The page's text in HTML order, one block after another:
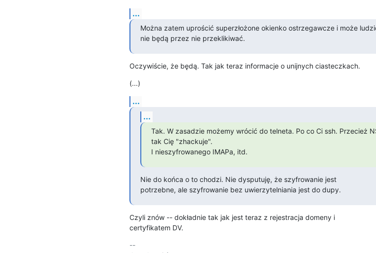
...
Można zatem uprościć superzłożone okienko ostrzegawcze i może
nie będą przez nie przeklikiwać.
Oczywiście, że będą. Tak jak teraz informacje o unijnych ciasteczkach.
(...)
...
...
Tak. W zasadzie możemy wrócić do telneta. Po co Ci ssh. Przecież
tak Cię "zhackuje".
I nieszyfrowanego IMAPa, itd.
Nie do końca o to chodzi. Nie dysputuję, że szyfrowanie jest
potrzebne, ale szyfrowanie bez uwierzytelniania jest do dupy.
Czyli znów -- dokładnie tak jak jest teraz z rejestracja domeny i
certyfikatem DV.
--